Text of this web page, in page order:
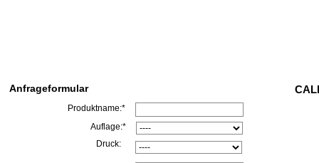
Auflage:*
Druck:
Produktname:*
Anfrageformular